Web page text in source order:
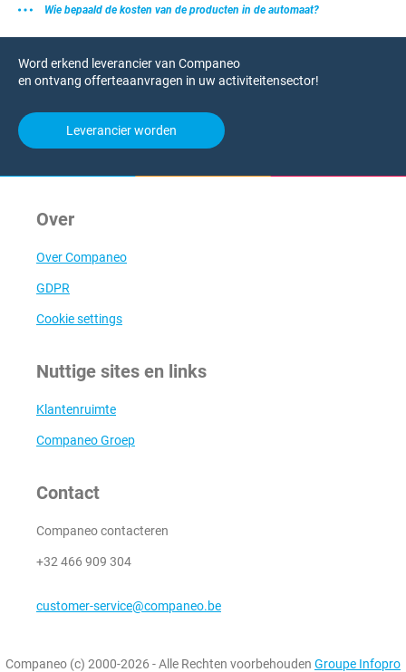
Wie bepaald de kosten van de producten in de automaat?
Word erkend leverancier van Companeo
en ontvang offerteaanvragen in uw activiteitensector!
Leverancier worden
Over
Over Companeo
GDPR
Cookie settings
Nuttige sites en links
Klantenruimte
Companeo Groep
Contact
Companeo contacteren
+32 466 909 304
customer-service@companeo.be
Companeo (c) 2000-2026 - Alle Rechten voorbehouden Groupe Infopro